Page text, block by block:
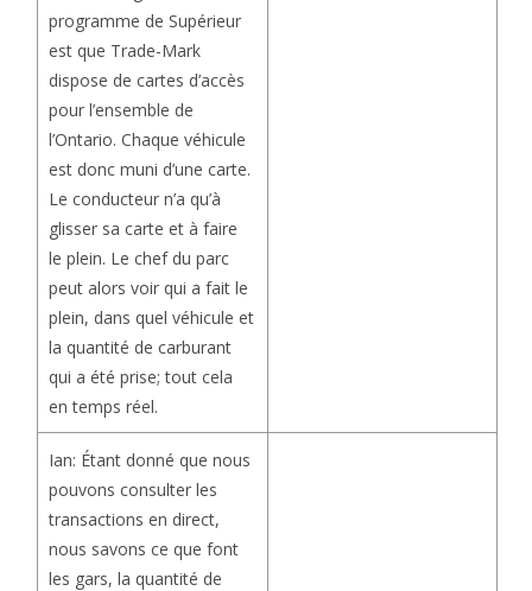
programme de Supérieur
est que Trade-Mark
dispose de cartes d’accès
pour l’ensemble de
l’Ontario. Chaque véhicule
est donc muni d’une carte.
Le conducteur n’a qu’à
glisser sa carte et à faire
le plein. Le chef du parc
peut alors voir qui a fait le
plein, dans quel véhicule et
la quantité de carburant
qui a été prise; tout cela
en temps réel.
Ian: Étant donné que nous
pouvons consulter les
transactions en direct,
nous savons ce que font
les gars, la quantité de